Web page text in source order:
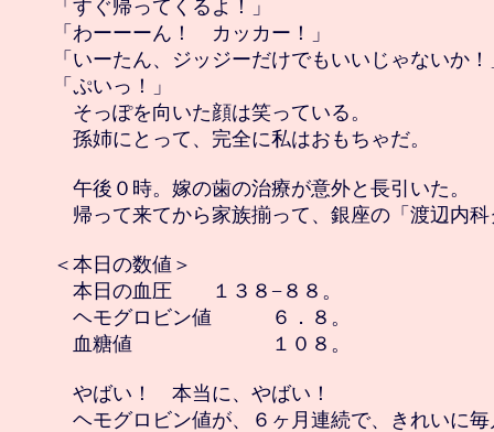
「すぐ帰ってくるよ！」
「わーーーん！　カッカー！」
「いーたん、ジッジーだけでもいいじゃないか！
「ぷいっ！」
そっぽを向いた顔は笑っている。
孫姉にとって、完全に私はおもちゃだ。
午後０時。嫁の歯の治療が意外と長引いた。
帰って来てから家族揃って、銀座の「渡辺内
＜本日の数値＞
本日の血圧　　１３８−８８。
ヘモグロビン値　　　６．８。
血糖値　　　　　　　１０８。
やばい！　本当に、やばい！
ヘモグロビン値が、６ヶ月連続で、きれいに